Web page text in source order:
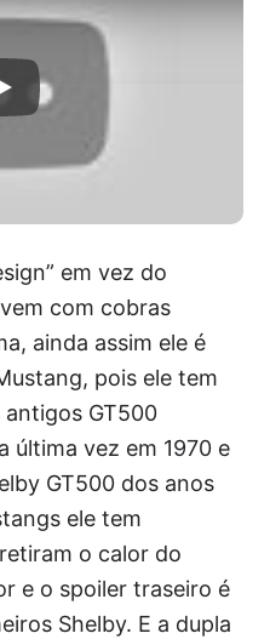
em vez do
com cobras
ainda assim ele é
pois ele tem
antigos GT500
última vez em 1970 e
GT500 dos anos
ele tem
o calor do
e o spoiler traseiro é
Shelby. E a dupla